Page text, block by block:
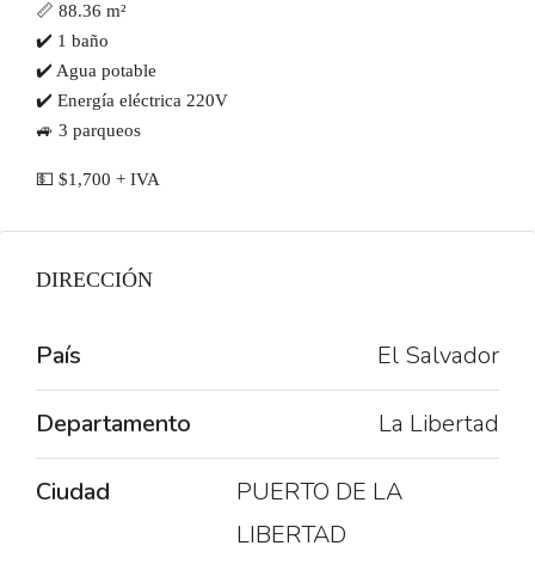
📏 88.36 m²
✔️ 1 baño
✔️ Agua potable
✔️ Energía eléctrica 220V
🚙 3 parqueos
💵 $1,700 + IVA
DIRECCIÓN
País El Salvador
Departamento La Libertad
Ciudad
PUERTO DE LA
LIBERTAD